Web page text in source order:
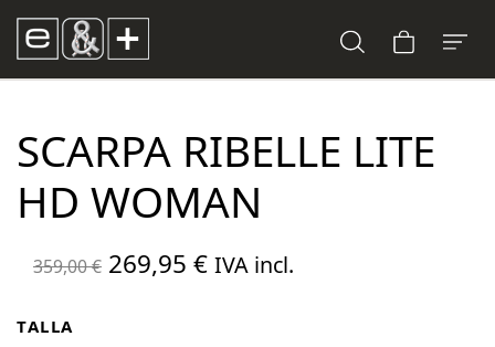
SCARPA RIBELLE LITE
HD WOMAN
359,00€ El
269,95 €El
IVA incl.
TALLA